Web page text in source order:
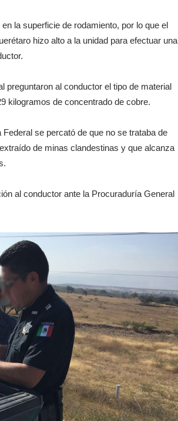
la superficie de rodamiento, por lo que el
hizo alto a la unidad para efectuar una
preguntaron al conductor el tipo de material
kilogramos de concentrado de cobre.
se percató de que no se trataba de
de minas clandestinas y que alcanza
al conductor ante la Procuraduría General